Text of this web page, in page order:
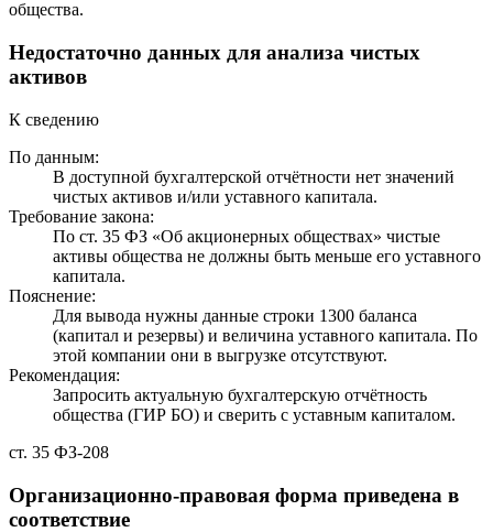
общества.
Недостаточно данных для анализа чистых
активов
К сведению
По данным:
В доступной бухгалтерской отчётности нет значений
чистых активов и/или уставного капитала.
Требование закона:
По ст. 35 ФЗ «Об акционерных обществах» чистые
активы общества не должны быть меньше его уставного
капитала.
Пояснение:
Для вывода нужны данные строки 1300 баланса
(капитал и резервы) и величина уставного капитала. По
этой компании они в выгрузке отсутствуют.
Рекомендация:
Запросить актуальную бухгалтерскую отчётность
общества (ГИР БО) и сверить с уставным капиталом.
ст. 35 ФЗ-208
Организационно-правовая форма приведена в
соответствие